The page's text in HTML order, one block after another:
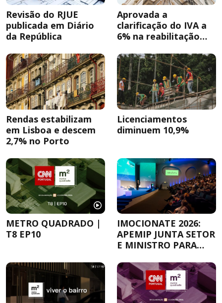
Revisão do RJUE
publicada em Diário
da República
Aprovada a
clarificação do IVA a
6% na reabilitação
Rendas estabilizam
em Lisboa e descem
2,7% no Porto
Licenciamentos
diminuem 10,9%
METRO QUADRADO |
T8 EP10
IMOCIONATE 2026:
APEMIP JUNTA SETOR
E MINISTRO PARA
HABITAÇÃO